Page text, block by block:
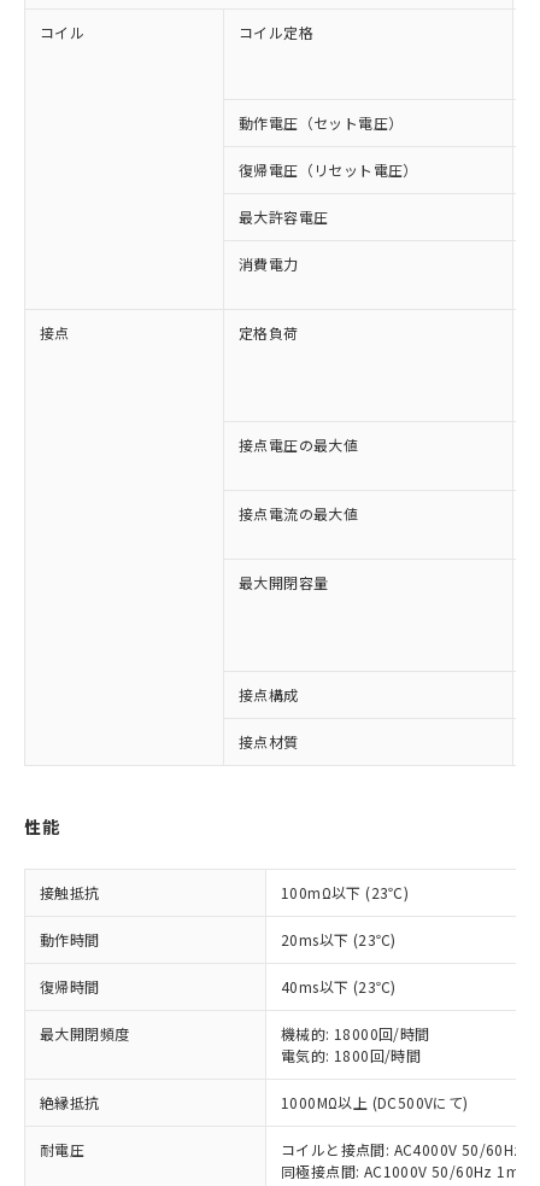
コイル コイル定格
動作電圧（セット電圧）
復帰電圧（リセット電圧）
最大許容電圧
消費電力
接点 定格負荷
接点電圧の最大値
接点電流の最大値
最大開閉容量
接点構成
接点材質
性能
接触抵抗 100mΩ以下 (23℃)
動作時間 20ms以下 (23℃)
復帰時間 40ms以下 (23℃)
最大開閉頻度
機械的: 18000回/時間
電気的: 1800回/時間
絶縁抵抗 1000MΩ以上 (DC500Vにて)
耐電圧
コイルと接点間: AC4000V 50/60Hz
同極接点間: AC1000V 50/60Hz 1min
以下の条件をお読みいただき、同意のうえ
ご利用ください。
本サービスは、当社制御機器事業取扱
商品の当社在庫状況および標準価格
(税抜)を提供させていただくもので
当社制御機器事業取扱商品の中には、
本サービスの対象外となる商品もある
ことをご了承ください。
在庫状況および標準価格照会結果は、
対応済み：EU RoHS指令（10物質）の
非含有に対応した製品が提供可能な商品で
商品です。
対応予定なし：EU RoHS指令（10物質）の
非含有に非対応の商品で、対応品を出す予
定はありません。
調査・確認中：EU RoHS指令（10物質）の
非含有の対応状況を調査中または確認中の
非該当品：ライセンス料など無形物で、有
害物質有無と関係のない商品です。
仕入先様の事情により、非含有部品として
いたものが、含有品と判明した場合などや
むを得ず変更することがあります。
※1 中国RoHS○×表
「○」：最大均質材料含有率が中国RoHSの
基準値以下であることを示します。
「×」：最大均質材料含有率が中国RoHSの
基準値を超えていることを示します。
「－」：未確認です。当社販売部門へお問
当社は、これら貴社製品のうち、外国
為替および外国貿易法に定める商品
（以下｢規制貨物等」という）を輸出